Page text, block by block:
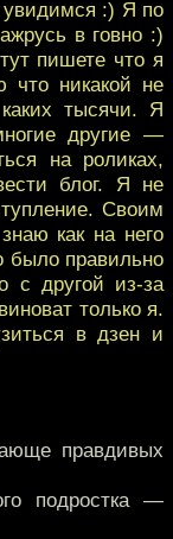
:) Я по
в говно :)
пишете что я
никакой не
тысячи. Я
другие —
на роликах,
блог. Я не
Своим
как на него
было правильно
с другой из-за
только я.
в дзен и
правдивых
подростка —